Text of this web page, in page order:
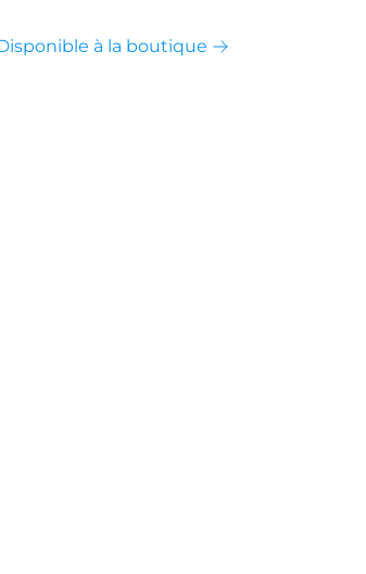
à la boutique